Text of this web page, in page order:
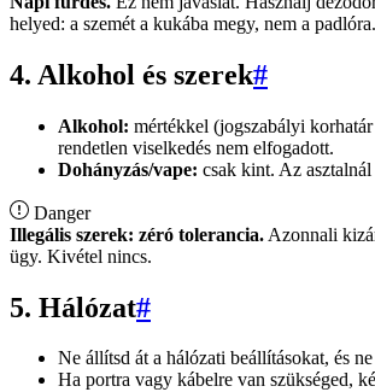
helyed: a szemét a kukába megy, nem a padlóra.
4. Alkohol és szerek#
Alkohol: mértékkel (jogszabályi
rendetlen viselkedés nem elfogadott.
Dohányzás/vape: csak kint. Az
Danger
Illegális szerek: zéró tolerancia. Azonnali
ügy. Kivétel nincs.
5. Hálózat#
Ne állítsd át a hálózati beállításokat, és
Ha portra vagy kábelre van szükséged,